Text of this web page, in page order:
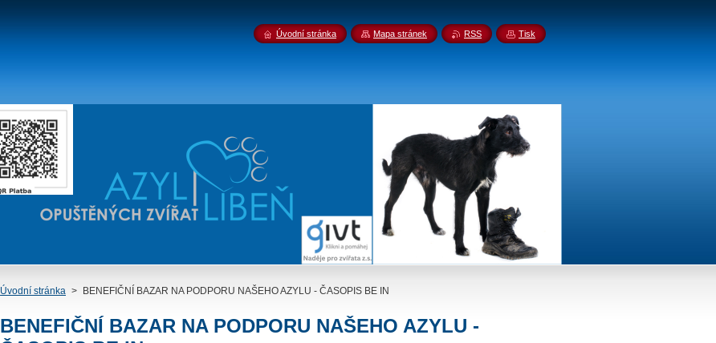
Úvodní stránka > BENEFIČNÍ BAZAR NA PODPORU NAŠEHO AZYLU - ČASOPIS BE IN
BENEFIČNÍ BAZAR NA PODPORU NAŠEHO AZYLU -
Úvodní stránka Mapa stránek RSS Tisk